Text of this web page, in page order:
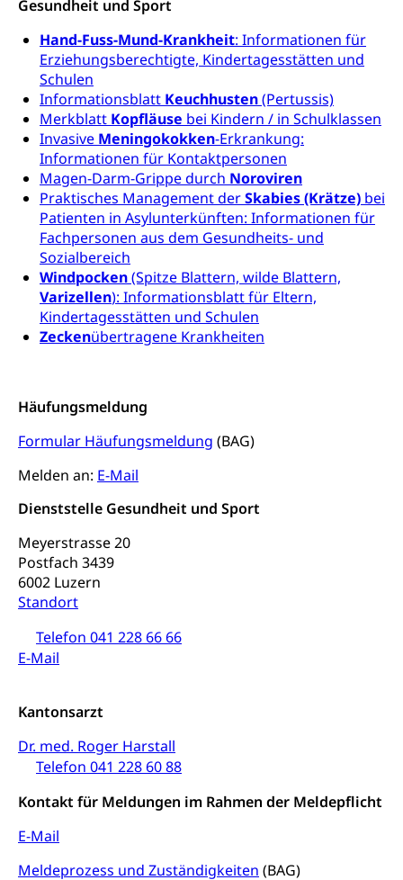
Gesundheit und Sport
Hand-Fuss-Mund-Krankheit: Informationen für
Erziehungsberechtigte, Kindertagesstätten und
Schulen
Informationsblatt Keuchhusten(Pertussis)
Merkblatt Kopfläuse bei Kindern / in Schulklassen
Invasive Meningokokken-Erkrankung:
Informationen für Kontaktpersonen
Magen-Darm-Grippe durch Noroviren
Praktisches Management derSkabies (Krätze) bei
Patienten in Asylunterkünften: Informationen für
Fachpersonen aus dem Gesundheits- und
Sozialbereich
Windpocken(Spitze Blattern, wilde Blattern,
Varizellen): Informationsblatt für Eltern,
Kindertagesstätten und Schulen
Zeckenübertragene Krankheiten
Häufungsmeldung
Formular Häufungsmeldung (BAG)
Melden an: E-Mail
Dienststelle Gesundheit und Sport
Meyerstrasse 20
Postfach 3439
6002 Luzern
Standort
Telefon 041 228 66 66
E-Mail
Kantonsarzt
Dr. med. Roger Harstall
Telefon 041 228 60 88
Kontakt für Meldungen im Rahmen der Meldepflicht
E-Mail
Meldeprozess und Zuständigkeiten (BAG)
AHV-Hinterlassenenrente (WAS Luzern)
AHV-Beiträge (WAS Luzern)
Informationsstelle AHV/IV
Ergänzungsleistungen (EL) (WAS Luzern)
AHV-Altersrente (WAS Luzern)
IV-Leistungen (WAS Luzern)
Behinderung
Körperbehinderung, körperliche Behinderung,
geistige Behinderung, psychische Behinderung,
Erwerbsunfähigkeit, Behinderte
Inklusion im Sport
Menschen mit Behinderungen
Kultur und Medien
Archive und Bibliotheken
Bücher, Bundesarchiv, Landesbibliothek
Staatsarchiv Luzern
Zentral- und Hochschulbibliothek
Archiv der Denkmalpflege
Kulturelle Einrichtungen
Museen, Theater, Bibliotheken
Dienststelle Kultur
kulturelles Angebot, Kulturerbe, kulturelles Erbe,
Nachwuchsförderung, Vermittlung, Selektive
Förderung, Kulturausschreibungen, Kulturpreis,
Werkbeitrag, Produktionsbeitrag, Recherche,
Bildende Kunst, Angewandte Kunst, Theater/Tanz,
Musik, Entwicklung, Programmbeiträge,
Filmförderung, Regionale Förderfonds,
Werkankäufe, Kunstankäufe, Kunst und Bau, Schule
und Kultur, Kulturgesuche, Kulturvermittlung
Kulturförderung und Vermittlung
Zentralschweizer Filmförderung
Mobilität
Schiene und öffentlicher Verkehr
Transportmittel, öffentlicher Verkehr
Verkehrsverbund Luzern VVL
Öffentlicher Verkehr Luzern Mobil
Schifffahrt
Schiffsverkehr, Binnenschifffahrt, Seeschifffahrt,
Flussschifffahrt
Strasse
Autoverkehr, Lastwagenverkehr, Schwerverkehr,